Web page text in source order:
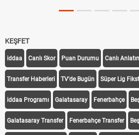
KEŞFET
iddaa Canlı Skor Puan Durumu Canlı
Transfer Haberleri TV'de Bugün Süper Lig
iddaa Programı Galatasaray Fenerbahçe
Galatasaray Transfer Fenerbahçe Transfer